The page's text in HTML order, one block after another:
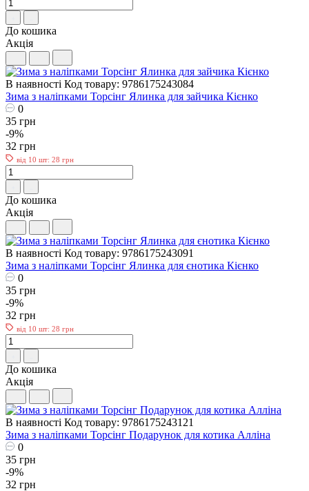
До кошика
Акція
В наявності Код товару: 9786175243084
Зима з наліпками Торсiнг Ялинка для зайчика Кієнко
0
35 грн
-9%
32 грн
від 10 шт: 28 грн
До кошика
Акція
В наявності Код товару: 9786175243091
Зима з наліпками Торсiнг Ялинка для єнотика Кієнко
0
35 грн
-9%
32 грн
від 10 шт: 28 грн
До кошика
Акція
В наявності Код товару: 9786175243121
Зима з наліпками Торсiнг Подарунок для котика Алліна
0
35 грн
-9%
32 грн